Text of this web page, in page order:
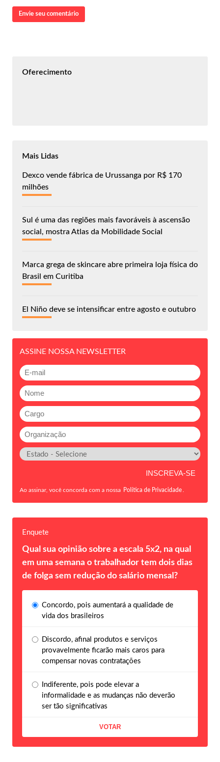
Envie seu comentário
Oferecimento
Mais Lidas
Dexco vende fábrica de Urussanga por R$ 170
milhões
Sul é uma das regiões mais favoráveis à ascensão
social, mostra Atlas da Mobilidade Social
Marca grega de skincare abre primeira loja física do
Brasil em Curitiba
El Niño deve se intensificar entre agosto e outubro
ASSINE NOSSA NEWSLETTER
Ao assinar, você concorda com a nossa Política de Privacidade
Enquete
Qual sua opinião sobre a escala 5x2, na qual
em uma semana o trabalhador tem dois dias
de folga sem redução do salário mensal?
Concordo, pois aumentará a qualidade de
vida dos brasileiros
Discordo, afinal produtos e serviços
provavelmente ficarão mais caros para
compensar novas contratações
Indiferente, pois pode elevar a
informalidade e as mudanças não deverão
ser tão significativas